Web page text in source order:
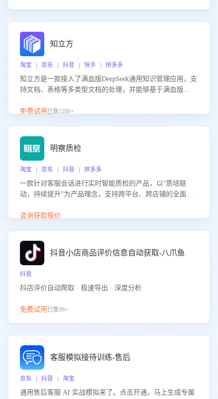
知立方
淘宝 | 京东 | 抖音 | 快手 | 拼多多
知立方是一款接入了满血版DeepSeek通用知识管理应用，支
持文档、表格等多类型文档的处理，并能够基于满血版
识支持，帮助用户高效管理和利用知识资源。通过该产品，
免费试用 已售1288+
明察质检
淘宝 | 京东 | 抖音 | 拼多多
一款针对客服会话进行实时智能质检的产品，以“质培联
动，持续提升”为产品理念，支持跨平台、跨店铺的全面、
升客服团队的销服能力。
咨询获取报价
抖音小店商品评价信息自动获取-八爪鱼
抖音
抖店评价自动爬取 · 极速导出 · 深度分析
免费试用 已售99+
客服模拟接待训练-售后
京东 | 抖音 | 淘宝
通用售后客服 AI 实战模拟来了。点击开通，马上生成专属